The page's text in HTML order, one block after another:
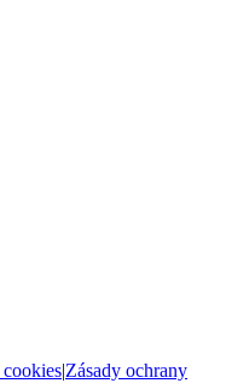
|Zásady ochrany